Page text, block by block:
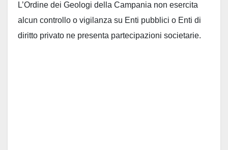
L’Ordine dei Geologi della Campania non esercita
alcun controllo o vigilanza su Enti pubblici o Enti di
diritto privato ne presenta partecipazioni societarie.